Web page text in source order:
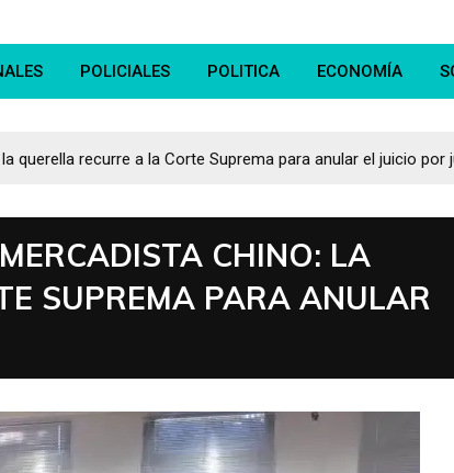
POLICIALES POLITICA ECONOMÍA
querella recurre a la Corte Suprema para anular el juicio por
CHINO: LA
SUPREMA PARA ANULAR